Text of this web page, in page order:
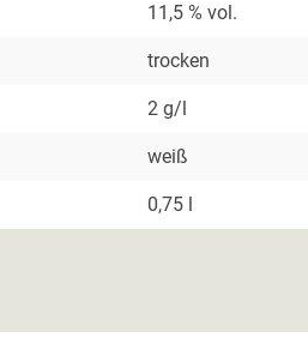
11,5 % vol.
trocken
2 g/l
weiß
0,75 l